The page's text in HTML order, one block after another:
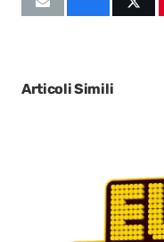
Articoli Simili